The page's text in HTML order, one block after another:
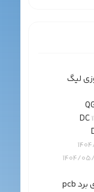
لیگ
1404/